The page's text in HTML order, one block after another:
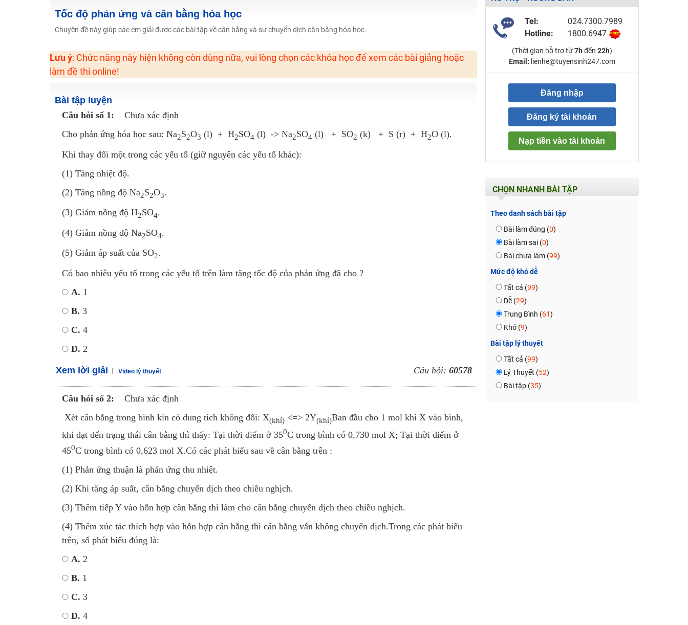
2K6! Lộ Trình Sun 2024 - Ba bước luyện thi TN THPT - ĐH ít nhất 25 điểm
Hot! Lễ hội đồng giá 449K - 499K toàn bộ khoá học tại Tuyensinh247 (Từ 16-18/07/2025)
Đồng giá khóa học 499K - 399K (13/11-15/11)
Khai giảng các khóa lớp 9 Toán - Lý - Hóa - Văn - Anh năm 2018
Luyện thi vào lớp 10 môn Toán, Văn, Hóa, Anh, Lý với giáo viên giỏi và nổi tiếng
Tốc độ phản ứng và cân bằng hóa học
Chuyên đề này giúp các em giải được các bài tập về cân bằng và sự chuyển dịch cân bằng hóa học.
Lưu ý: Chức năng này hiện không còn dùng nữa, vui lòng chọn các khóa học để xem các bài giảng hoặc
làm đề thi online!
Bài tập luyện
Câu hỏi số 1:
Chưa xác định
Cho phản ứng hóa học sau: Na2S2O3 (l) + H2SO4 (l) -> Na2SO4 (l) + SO2 (k) + S (r) + H2O (l).
Khi thay đổi một trong các yếu tố (giữ nguyên các yếu tố khác):
(1) Tăng nhiệt độ.
(2) Tăng nồng độ Na2S2O3.
(3) Giảm nồng độ H2SO4.
(4) Giảm nồng độ Na2SO4.
(5) Giảm áp suất của SO2.
Có bao nhiêu yếu tố trong các yếu tố trên làm tăng tốc độ của phản ứng đã cho ?
A. 1
B. 3
C. 4
D. 2
Xem lời giải Video lý thuyết Câu hỏi: 60578
Câu hỏi số 2:
Chưa xác định
Xét cân bằng trong bình kín có dung tích không đổi: X(khí) <=> 2Y(khí)Ban đầu cho 1 mol khí X vào bình,
khi đạt đến trạng thái cân bằng thì thấy: Tại thời điểm ở 350C trong bình có 0,730 mol X; Tại thời điểm ở
450C trong bình có 0,623 mol X.Có các phát biểu sau về cân bằng trên :
(1) Phản ứng thuận là phản ứng thu nhiệt.
(2) Khi tăng áp suất, cân bằng chuyển dịch theo chiều nghịch.
(3) Thêm tiếp Y vào hỗn hợp cân bằng thì làm cho cân bằng chuyển dịch theo chiều nghịch.
(4) Thêm xúc tác thích hợp vào hỗn hợp cân bằng thì cân bằng vẫn không chuyển dịch.Trong các phát biểu
trên, số phát biểu đúng là:
A. 2
B. 1
C. 3
D. 4
Tel:
024.7300.7989
Hotline:
1800.6947
(Thời gian hỗ trợ từ7h đến 22h)
Email: lienhe@tuyensinh247.com
Đăng nhập
Đăng ký tài khoản
Nạp tiền vào tài khoản
CHỌN NHANH BÀI TẬP
Theo danh sách bài tập
Bài làm đúng (0)
Bài làm sai (0)
Bài chưa làm (99)
Mức độ khó dễ
Tất cả (99)
Dễ (29)
Trung Bình (61)
Khó (9)
Bài tập lý thuyết
Tất cả (99)
Lý Thuyết (52)
Bài tập (35)